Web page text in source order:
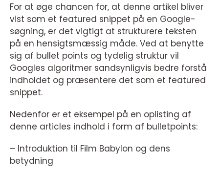
For at øge chancen for, at denne artikel bliver
vist som et featured snippet på en Google-
søgning, er det vigtigt at strukturere teksten
på en hensigtsmæssig måde. Ved at benytte
sig af bullet points og tydelig struktur vil
Googles algoritmer sandsynligvis bedre forstå
indholdet og præsentere det som et featured
snippet.
Nedenfor er et eksempel på en oplisting af
denne articles indhold i form af bulletpoints:
– Introduktion til Film Babylon og dens
betydning